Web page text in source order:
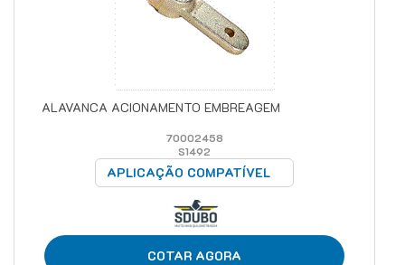
ALAVANCA ACIONAMENTO EMBREAGEM
70002458
S1492
APLICAÇÃO COMPATÍVEL
COTAR AGORA